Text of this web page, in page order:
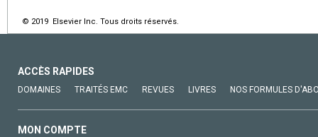
© 2019 Elsevier Inc. Tous droits réservés.
ACCÈS RAPIDES
DOMAINES TRAITÉS EMC REVUES LIVRES NOS FORMULES
MON COMPTE